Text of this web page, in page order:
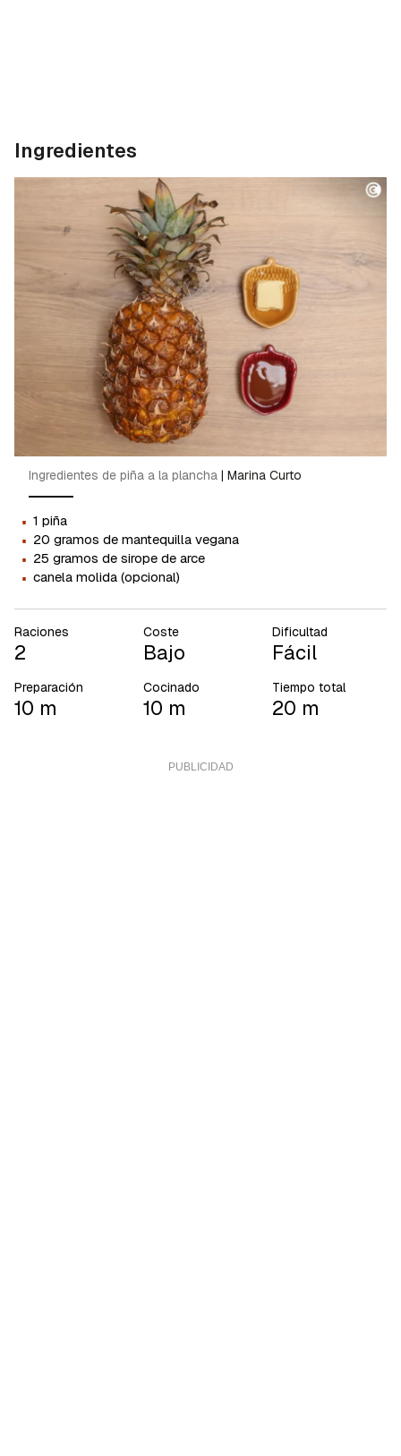
Ingredientes
Ingredientes de piña a la plancha | Marina Curto
· 1 piña
· 20 gramos de mantequilla vegana
· 25 gramos de sirope de arce
· canela molida (opcional)
Raciones
2
Coste
Bajo
Dificultad
Fácil
Preparación
10 m
Cocinado
10 m
Tiempo total
20 m